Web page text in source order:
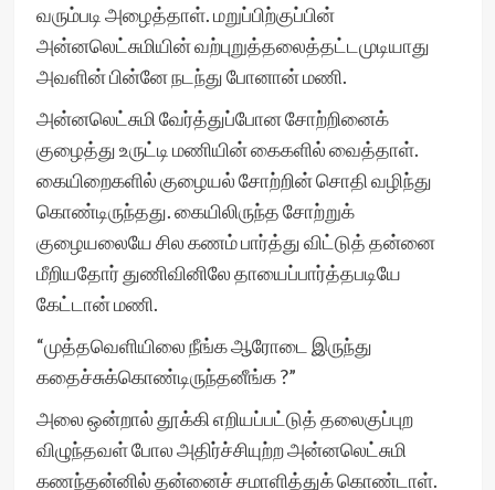
வரும்படி அழைத்தாள். மறுப்பிற்குப்பின்
அன்னலெட்சுமியின் வற்புறுத்தலைத்தட்டமுடியாது
அவளின் பின்னே நடந்து போனான் மணி.
அன்னலெட்சுமி வேர்த்துப்போன சோற்றினைக்
குழைத்து உருட்டி மணியின் கைகளில் வைத்தாள்.
கையிறைகளில் குழையல் சோற்றின் சொதி வழிந்து
கொண்டிருந்தது. கையிலிருந்த சோற்றுக்
குழையலையே சில கணம் பார்த்து விட்டுத் தன்னை
மீறியதோர் துணிவினிலே தாயைப்பார்த்தபடியே
கேட்டான் மணி.
“முத்தவெளியிலை நீங்க ஆரோடை இருந்து
கதைச்சுக்கொண்டிருந்தனீங்க ?”
அலை ஒன்றால் தூக்கி எறியப்பட்டுத் தலைகுப்புற
விழுந்தவள் போல அதிர்ச்சியுற்ற அன்னலெட்சுமி
கணந்தன்னில் தன்னைச் சமாளித்துக் கொண்டாள்.